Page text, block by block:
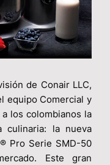
de Conair LLC,
equipo Comercial y
los colombianos la
culinaria: la nueva
Pro Serie SMD-50
Este gran